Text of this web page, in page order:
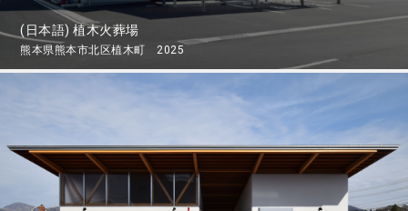
(日本語) 植木火葬場
熊本県熊本市北区植木町 2025